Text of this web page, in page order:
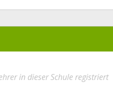
in dieser Schule registriert